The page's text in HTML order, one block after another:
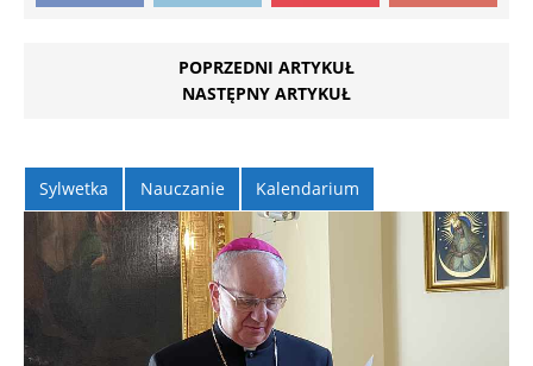
POPRZEDNI ARTYKUŁ
NASTĘPNY ARTYKUŁ
Sylwetka Nauczanie Kalendarium